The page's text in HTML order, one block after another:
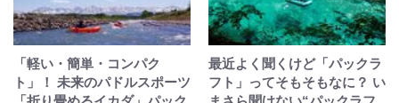
「軽い・簡単・コンパク
ト」！ 未来のパドルスポーツ
最近よく聞くけど「パックラ
フト」ってそもそもなに？ い